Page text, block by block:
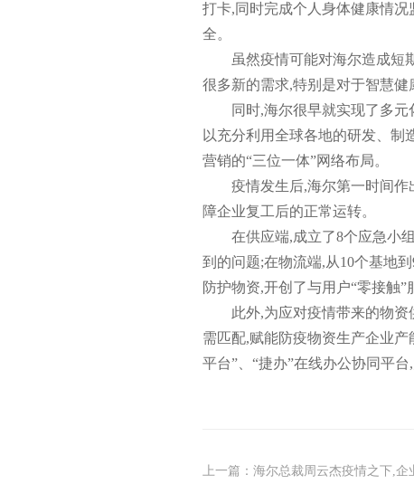
打卡,同时完成个人身体健康情
全。
虽然疫情可能对海尔造成短
很多新的需求,特别是对于智慧健
同时,海尔很早就实现了多
以充分利用全球各地的研发、制
营销的“三位一体”网络布局。
疫情发生后,海尔第一时间
障企业复工后的正常运转。
在供应端,成立了8个应急小
到的问题;在物流端,从10个基地
防护物资,开创了与用户“零接触
此外,为应对疫情带来的物资
需匹配,赋能防疫物资生产企业
平台”、“捷办”在线办公协同平台
上一篇 ： 海尔总裁周云杰疫情之下,企业如何